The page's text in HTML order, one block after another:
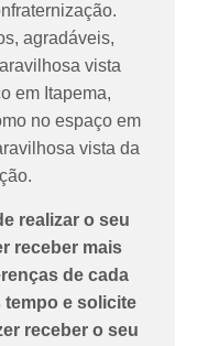
agradáveis,
vista
em Itapema,
no espaço em
vista da
realizar o seu
receber mais
de cada
tempo e solicite
receber o seu